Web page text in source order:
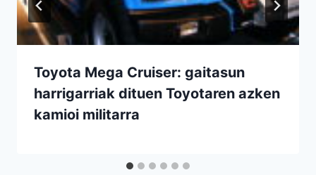
Toyota Mega Cruiser: gaitasun
harrigarriak dituen Toyotaren azken
kamioi militarra